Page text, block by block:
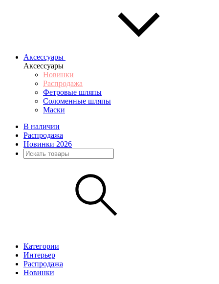
Аксессуары
Аксессуары
Новинки
Распродажа
Фетровые шляпы
Соломенные шляпы
Маски
В наличии
Распродажа
Новинки 2026
Категории
Интерьер
Распродажа
Новинки